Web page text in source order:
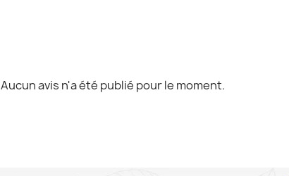
Aucun avis n'a été publié pour le moment.